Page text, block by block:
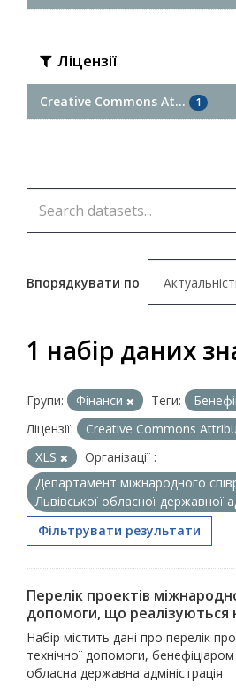
Ліцензії
Creative Commons At... 1
Впорядкувати по
1 набір даних
Групи: Фінанси Теги:
Ліцензії:
Creative Commons
XLS
Організації :
Департамент міжнародного
Львівської обласної державної
Фільтрувати результати
Перелік проектів
допомоги, що реалізуються
Набір містить дані про перелік
технічної допомоги,
обласна державна адміністрація